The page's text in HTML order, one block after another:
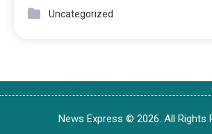
Uncategorized
News Express © 2026. All Rights